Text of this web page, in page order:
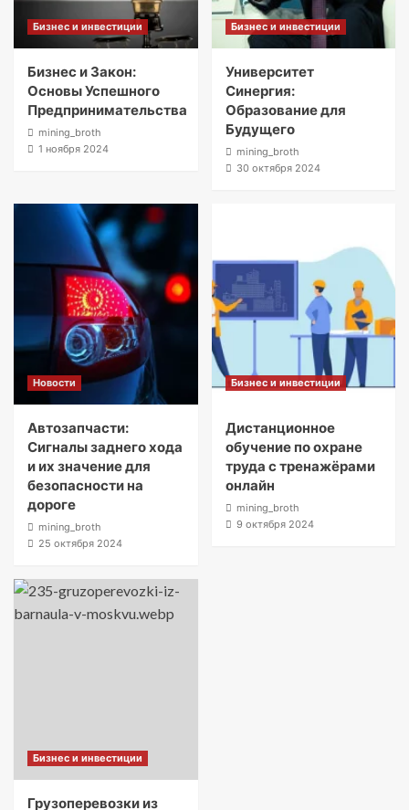
Бизнес и инвестиции
Бизнес и Закон:
Основы Успешного
Предпринимательства
mining_broth
1 ноября 2024
Бизнес и инвестиции
Университет
Синергия:
Образование для
Будущего
mining_broth
30 октября 2024
Новости
Автозапчасти:
Сигналы заднего хода
и их значение для
безопасности на
дороге
mining_broth
25 октября 2024
Бизнес и инвестиции
Дистанционное
обучение по охране
труда с тренажёрами
онлайн
mining_broth
9 октября 2024
Бизнес и инвестиции
Грузоперевозки из